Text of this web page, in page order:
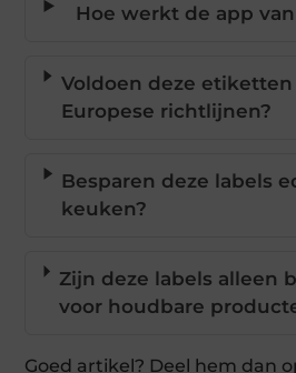
Hoe werkt de app
Voldoen deze etiketten
Europese richtlijnen?
Besparen deze labels
keuken?
Zijn deze labels alleen
voor houdbare
Goed artikel? Deel hem dan